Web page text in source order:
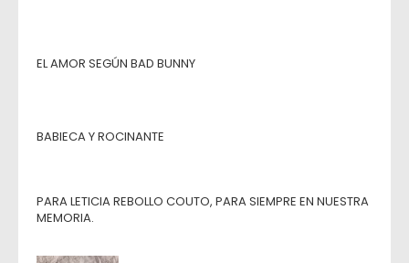
EL AMOR SEGÚN BAD BUNNY
BABIECA Y ROCINANTE
PARA LETICIA REBOLLO COUTO, PARA SIEMPRE EN NUESTRA
MEMORIA.